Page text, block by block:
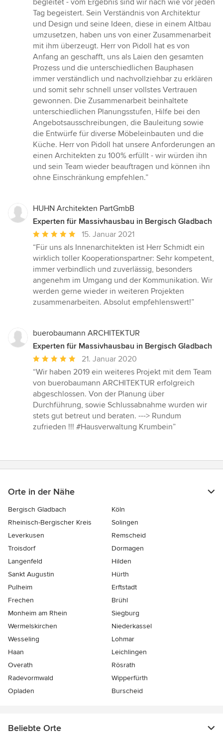
5
Sternen
begleitet - vom Ergebnis sind wir nach wie vor jeden
Tag begeistert. Sein Verständnis von Architektur
und Design und seine Ideen, diese in einem Altbau
umzusetzen, haben uns von einer Zusammenarbeit
mit ihm überzeugt. Herr von Pidoll hat es von
Anfang an geschafft, uns als Laien den gesamten
Prozess und die unterschiedlichen Bauphasen
immer verständlich und nachvollziehbar zu erklären
und somit sehr schnell unser vollstes Vertrauen
gewonnen. Die Zusammenarbeit beinhaltete
unterschiedlichen Planungsstufen, Hilfe bei den
Angebotsausschreibungen, die Bauleitung sowie
die Entwürfe für diverse Möbeleinbauten und die
Küche. Herr von Pidoll hat unsere Anforderungen an
einen Architekten zu 100% erfüllt - wir würden ihn
und sein Team wieder beauftragen und können ihn
ohne Einschränkung empfehlen.”
HUHN Architekten PartGmbB
Experten für Massivhausbau in Bergisch Gladbach
Durchschnittliche
Bewertung:
5
von
5
Sternen
15. Januar 2021
“Für uns als Innenarchitekten ist Herr Schmidt ein
wirklich toller Kooperationspartner: Sehr kompetent,
immer verbindlich und zuverlässig, besonders
angenehm im Umgang und der Kommunikation. Wir
werden gerne wieder in weiteren Projekten
zusammenarbeiten. Absolut empfehlenswert!”
buerobaumann ARCHITEKTUR
Experten für Massivhausbau in Bergisch Gladbach
Durchschnittliche
Bewertung:
5
von
5
Sternen
21. Januar 2020
“Wir haben 2019 ein weiteres Projekt mit dem Team
von buerobaumann ARCHITEKTUR erfolgreich
abgeschlossen. Von der Planung über
Durchführung, sowie Schlussabnahme wurden wir
stets gut betreut und beraten. ---> Rundum
zufrieden !!! #Hausverwaltung Krumbein”
Orte in der Nähe
Bergisch Gladbach
Köln
Rheinisch-Bergischer Kreis
Solingen
Leverkusen
Remscheid
Troisdorf
Dormagen
Langenfeld
Hilden
Sankt Augustin
Hürth
Pulheim
Erftstadt
Frechen
Brühl
Monheim am Rhein
Siegburg
Wermelskirchen
Niederkassel
Wesseling
Lohmar
Haan
Leichlingen
Overath
Rösrath
Radevormwald
Wipperfürth
Opladen
Burscheid
Beliebte Orte